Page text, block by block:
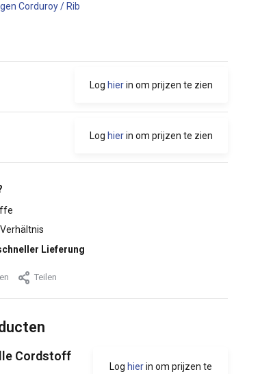
Corduroy / Rib
Log hierin om prijzen te zien
Log hierin om prijzen te zien
Lieferung
Teilen
Cordstoff
Log hierin om prijzen te